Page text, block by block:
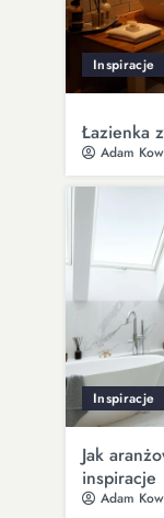
Inspiracje
Łazienka
Adam
Inspiracje
Jak
inspiracje
Adam